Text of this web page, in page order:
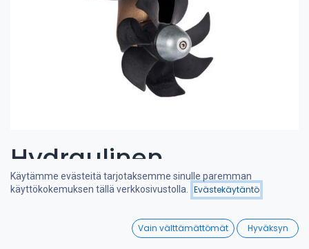
Suodattimet
Hinta - korkeimmasta
matalimpaan
Wishlist
Hydraulinen
keulapotkuri 80-115 kgf
Käytämme evästeitä tarjotaksemme sinulle paremman
käyttökokemuksen tällä verkkosivustolla.
Evästekäytäntö
Vain välttämättömät Hyväksyn